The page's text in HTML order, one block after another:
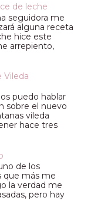
de leche
seguidora me
alguna receta
hice este
arrepiento,
Vileda
puedo hablar
sobre el nuevo
vileda
hace tres
de los
que más me
la verdad me
pero hay